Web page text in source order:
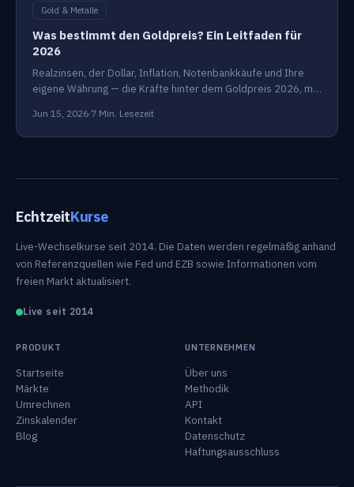
Gold & Metalle
Was bestimmt den Goldpreis? Ein Leitfaden für
2026
Realzinsen, der Dollar, Inflation, Notenbankkäufe und Ihre
eigene Währung — die Kräfte hinter dem Goldpreis 2026, mit
Jun 15, 2026·7 Min. Lesezeit
EchtzeitKurse
Live-Wechselkurse seit 2014. Die Daten werden regelmäßig anhand
von Referenzquellen wie Fed und EZB sowie Informationen vom
freien Markt aktualisiert.
Live seit 2014
PRODUKT
Startseite
Märkte
Umrechnen
Zinskalender
Blog
UNTERNEHMEN
Über uns
Methodik
API
Kontakt
Datenschutz
Haftungsausschluss